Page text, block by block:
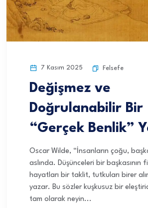
7 Kasım 2025 Felsefe
Değişmez ve
Doğrulanabilir Bir
“Gerçek Benlik”
Oscar Wilde, “İnsanların çoğu,
aslında. Düşünceleri bir başkasının
hayatları bir taklit, tutkuları birer
yazar. Bu sözler kuşkusuz bir
tam olarak neyin...